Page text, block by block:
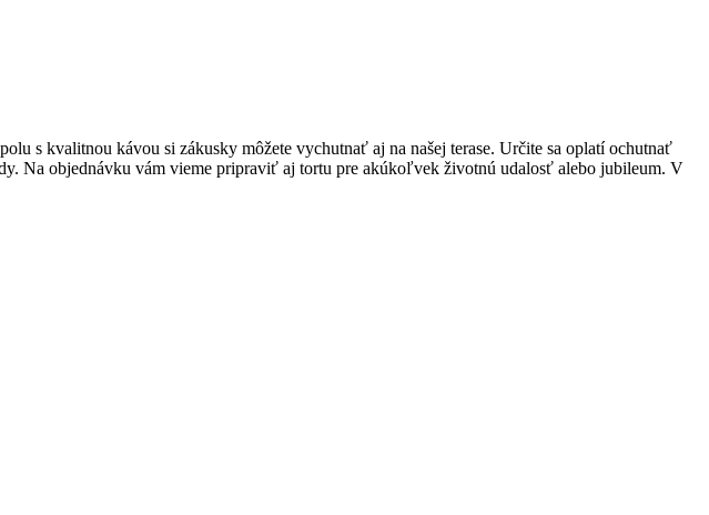
s kvalitnou kávou si zákusky môžete vychutnať aj na našej terase. Určite sa oplatí ochutnať
Na objednávku vám vieme pripraviť aj tortu pre akúkoľvek životnú udalosť alebo jubileum. V